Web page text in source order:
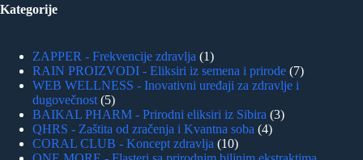
Kategorije
ZAPPER - Frekvencije zdravlja
1
RAIN PROIZVODI - Eliksiri iz semena i prirode 7
WEB WELLNESS - Inovativni uređaji za zdravlje i
dugovečnost 5
BAIKAL PHARM - Prirodni eliksiri iz Sibira 3
QHRS - Zaštita od zračenja i Kvantna soba 4
CORAL CLUB - Koncept zdravlja
10